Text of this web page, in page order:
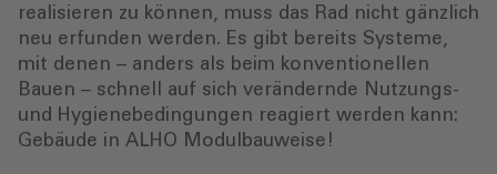
realisieren zu können, muss das Rad nicht gänzlich
neu erfunden werden. Es gibt bereits Systeme,
mit denen – anders als beim konventionellen
Bauen – schnell auf sich verändernde Nutzungs-
und Hygienebedingungen reagiert werden kann:
Gebäude in ALHO Modulbauweise!